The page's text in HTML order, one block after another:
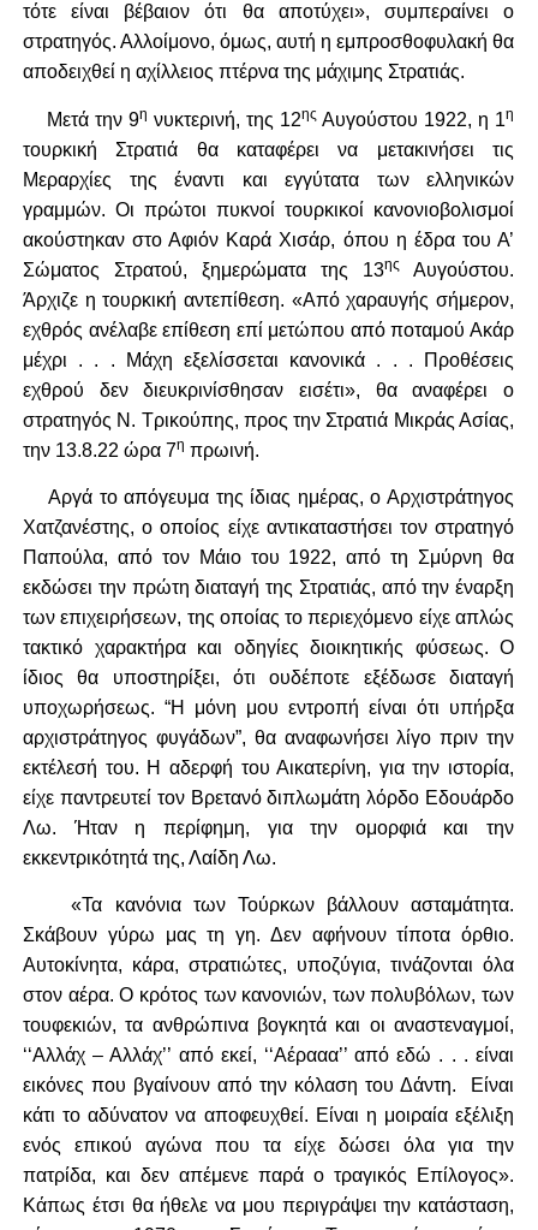
τότε είναι βέβαιον ότι θα αποτύχει», συμπεραίνει ο
στρατηγός. Αλλοίμονο, όμως, αυτή η εμπροσθοφυλακή θα
αποδειχθεί η αχίλλειος πτέρνα της μάχιμης Στρατιάς.
Μετά την 9η νυκτερινή, της 12ης Αυγούστου 1922, η 1η
τουρκική Στρατιά θα καταφέρει να μετακινήσει τις
Μεραρχίες της έναντι και εγγύτατα των ελληνικών
γραμμών. Οι πρώτοι πυκνοί τουρκικοί κανονιοβολισμοί
ακούστηκαν στο Αφιόν Καρά Χισάρ, όπου η έδρα του Α’
Σώματος Στρατού, ξημερώματα της 13ης
Αυγούστου.
Άρχιζε η τουρκική αντεπίθεση. «Από χαραυγής σήμερον,
εχθρός ανέλαβε επίθεση επί μετώπου από ποταμού Ακάρ
μέχρι . . . Μάχη εξελίσσεται κανονικά . . . Προθέσεις
εχθρού δεν διευκρινίσθησαν εισέτι», θα αναφέρει ο
στρατηγός Ν. Τρικούπης, προς την Στρατιά Μικράς Ασίας,
την 13.8.22 ώρα 7η πρωινή.
Αργά το απόγευμα της ίδιας ημέρας, ο Αρχιστράτηγος
Χατζανέστης, ο οποίος είχε αντικαταστήσει τον στρατηγό
Παπούλα, από τον Μάιο του 1922, από τη Σμύρνη θα
εκδώσει την πρώτη διαταγή της Στρατιάς, από την έναρξη
των επιχειρήσεων, της οποίας το περιεχόμενο είχε απλώς
τακτικό χαρακτήρα και οδηγίες διοικητικής φύσεως. Ο
ίδιος θα υποστηρίξει, ότι ουδέποτε εξέδωσε διαταγή
υποχωρήσεως. “Η μόνη μου εντροπή είναι ότι υπήρξα
αρχιστράτηγος φυγάδων”, θα αναφωνήσει λίγο πριν την
εκτέλεσή του. Η αδερφή του Αικατερίνη, για την ιστορία,
είχε παντρευτεί τον Βρετανό διπλωμάτη λόρδο Εδουάρδο
Λω. Ήταν η περίφημη, για την ομορφιά και την
εκκεντρικότητά της, Λαίδη Λω.
«Τα κανόνια των Τούρκων βάλλουν ασταμάτητα.
Σκάβουν γύρω μας τη γη. Δεν αφήνουν τίποτα όρθιο.
Αυτοκίνητα, κάρα, στρατιώτες, υποζύγια, τινάζονται όλα
στον αέρα. Ο κρότος των κανονιών, των πολυβόλων, των
τουφεκιών, τα ανθρώπινα βογκητά και οι αναστεναγμοί,
‘‘Αλλάχ – Αλλάχ’’ από εκεί, ‘‘Αέρααα’’ από εδώ . . . είναι
εικόνες που βγαίνουν από την κόλαση του Δάντη. Είναι
κάτι το αδύνατον να αποφευχθεί. Είναι η μοιραία εξέλιξη
ενός επικού αγώνα που τα είχε δώσει όλα για την
πατρίδα, και δεν απέμενε παρά ο τραγικός Επίλογος».
Κάπως έτσι θα ήθελε να μου περιγράψει την κατάσταση,